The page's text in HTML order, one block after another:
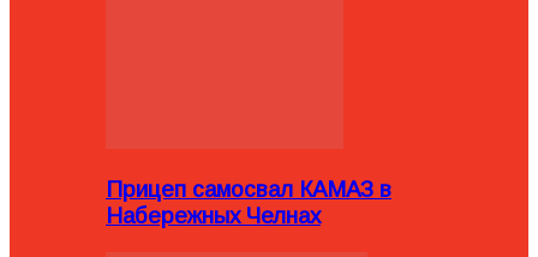
Прицеп самосвал КАМАЗ в
Набережных Челнах